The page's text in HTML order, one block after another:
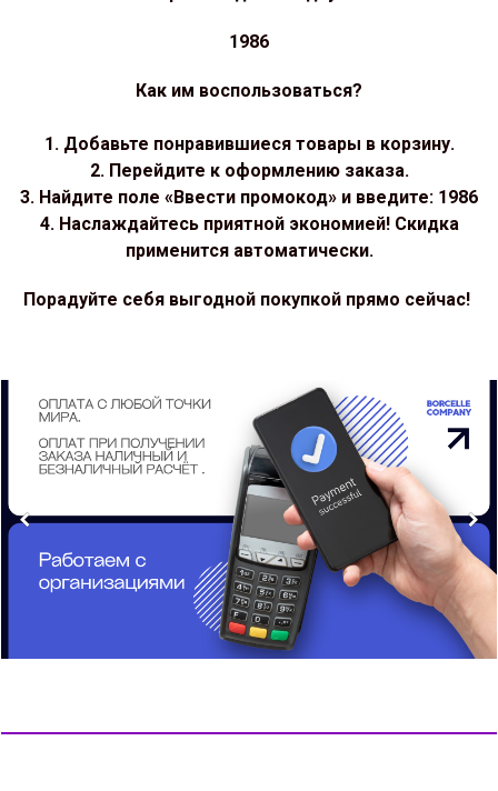
1986
Как им воспользоваться?
1. Добавьте понравившиеся товары в корзину.
2. Перейдите к оформлению заказа.
3. Найдите поле «Ввести промокод» и введите: 1986
4. Наслаждайтесь приятной экономией! Скидка
применится автоматически.
Порадуйте себя выгодной покупкой прямо сейчас!